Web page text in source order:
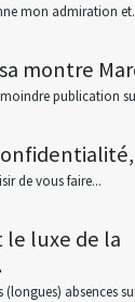
mon admiration
montre
publication
de vous faire...
luxe de la
absences